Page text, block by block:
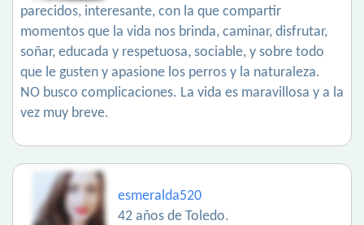
parecidos, interesante, con la que compartir
momentos que la vida nos brinda, caminar, disfrutar,
soñar, educada y respetuosa, sociable, y sobre todo
que le gusten y apasione los perros y la naturaleza.
NO busco complicaciones. La vida es maravillosa y a la
vez muy breve.
esmeralda520
42 años de Toledo.